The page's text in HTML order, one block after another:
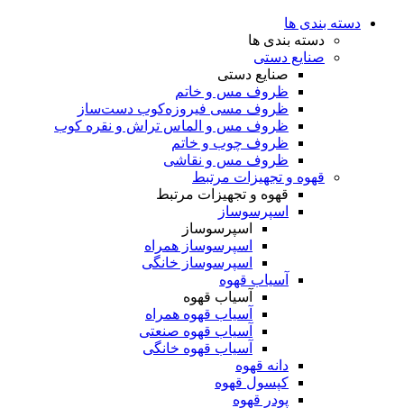
دسته بندی ها
دسته بندی ها
صنایع دستی
صنایع دستی
ظروف مس و خاتم
ظروف مسی فیروزه‌کوب دست‌ساز
ظروف مس و الماس تراش و نقره کوب
ظروف چوب و خاتم
ظروف مس و نقاشی
قهوه و تجهیزات مرتبط
قهوه و تجهیزات مرتبط
اسپرسوساز
اسپرسوساز
اسپرسوساز همراه
اسپرسوساز خانگی
آسیاب قهوه
آسیاب قهوه
آسیاب قهوه همراه
آسیاب قهوه صنعتی
آسیاب قهوه خانگی
دانه قهوه
کپسول قهوه
پودر قهوه